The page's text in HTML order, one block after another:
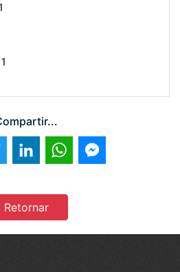
Twitter LinkedIn WhatsApp
Retornar